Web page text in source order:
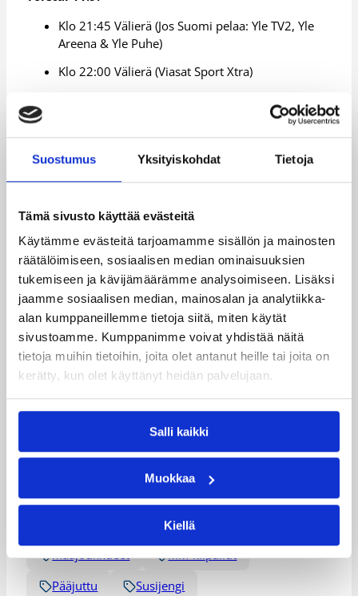
Suostumus Yksityiskohdat Tietoja
Tämä sivusto käyttää evästeitä
Käytämme evästeitä tarjoamamme sisällön ja mainosten
räätälöimiseen, sosiaalisen median ominaisuuksien
tukemiseen ja kävijämäärämme analysoimiseen. Lisäksi
jaamme sosiaalisen median, mainosalan ja analytiikka-
alan kumppaneillemme tietoja siitä, miten käytät
sivustoamme. Kumppanimme voivat yhdistää näitä
tietoja muihin tietoihin, joita olet antanut heille tai joita on
kerätty, kun olet käyttänyt heidän palvelujaan.
Salli kaikki
Muokkaa
Kiellä
Klo 21:45 Välierä (Jos Suomi pelaa: Yle TV2, Yle
Areena & Yle Puhe)
Klo 22:00 Välierä (Viasat Sport Xtra)
Klo 22:45 Välierä (Jos Suomi pelaa: Yle TV2, Yle
Klo 19:00 Pronssiottelu (Viasat Sport)
Sunnuntai 14.9.
Klo 21:45 Loppuottelu + kisastudio (Yle TV2 tai
Yle Fem & Yle Areena)
Klo 22:00 Loppuottelu (Viasat Sport Xtra)
Lisätiedot:
MM-kisojen nettisivut
Päivitetty18.08.2014
Koripalloliitto
Maajoukkueet
MM-kilpailut
Pääjuttu
Susijengi